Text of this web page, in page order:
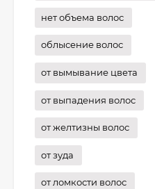
нет объема волос
облысение волос
от вымывание цвета
от выпадения волос
от желтизны волос
от зуда
от ломкости волос